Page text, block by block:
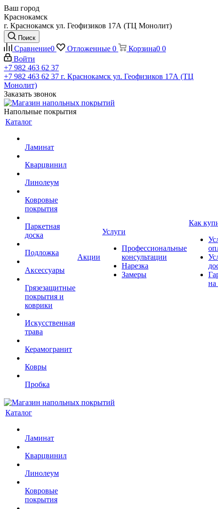
Ваш город
Краснокамск
г. Краснокамск ул. Геофизиков 17А (ТЦ Монолит)
Поиск
Сравнение0 Отложенные 0 Корзина0 0
Войти
+7 982 463 62 37
+7 982 463 62 37 г. Краснокамск ул. Геофизиков 17А (ТЦ
Монолит)
Заказать звонок
Напольные покрытия
Каталог
Ламинат
Кварцвинил
Линолеум
Ковровые
покрытия
Паркетная
доска
Подложка
Аксессуары
Грязезащитные
покрытия и
коврики
Искусственная
трава
Керамогранит
Ковры
Пробка
Акции
Услуги
Профессиональные
консультации
Нарезка
Замеры
Как
на
Каталог
Ламинат
Кварцвинил
Линолеум
Ковровые
покрытия